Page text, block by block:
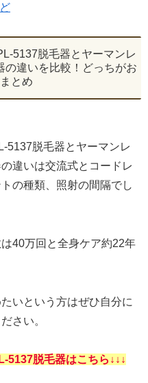
5137脱毛器とヤーマンレ
の違いを比較！どっちがお
とめ
5137脱毛器とヤーマンレ
違いは交流式とコードレ
の種類、照射の間隔でし
40万回と全身ケア約22年
いという方はぜひ自分に
さい。
5137脱毛器はこちら↓↓↓